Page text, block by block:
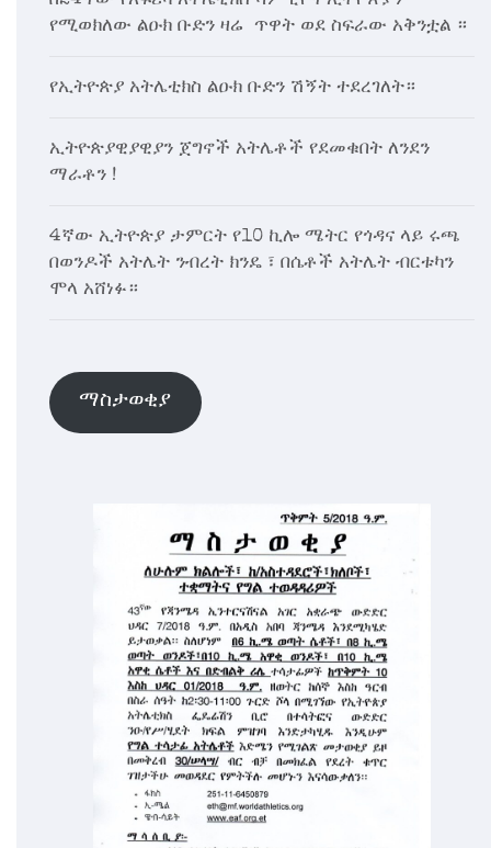
የሚወክለው ልዑክ ቡድን ዛሬ ጥዋት ወደ ስፍራው አቅንቷል ።
የኢትዮጵያ አትሌቲክስ ልዑክ ቡድን ሽኝት ተደረገለት።
ኢትዮጵያዊያዊያን ጀግኖች አትሌቶች የደመቁበት ለንደን
ማራቶን !
4ኛው ኢትዮጵያ ታምርት የ10 ኪሎ ሜትር የጎዳና ላይ ሩጫ
በወንዶች አትሌት ንብረት ክንዴ ፣ በሴቶች አትሌት ብርቱካን
ሞላ አሸነፉ።
ማስታወቂያ